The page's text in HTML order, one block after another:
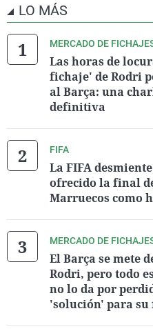
LO MÁS
MERCADO DE
Las horas de
fichaje' de Rodri
al Barça: una
definitiva
FIFA
La FIFA
ofrecido la final
Marruecos como
MERCADO DE
El Barça se mete
Rodri, pero todo
no lo da por
'solución' para su